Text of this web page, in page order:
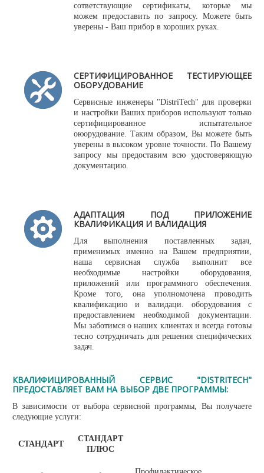
сответствующие сертификаты, которые мы
можем предоставить по запросу. Можете быть
уверены - Ваш прибор в хороших руках.
СЕРТИФИЦИРОВАННОЕ ТЕСТИРУЮЩЕЕ
ОБОРУДОВАНИЕ
Сервисные инженеры "DistriTech" для проверки
и настройки Ваших приборов используют только
сертифицированное испытательное
оюорудование. Таким образом, Вы можете быть
уверены в высоком уровне точности. По Вашему
запросу мы предоставим всю удостоверяющую
документацию.
АДАПТАЦИЯ ПОД ПРИЛОЖЕНИЕ
КВАЛИФИКАЦИЯ И ВАЛИДАЦИЯ
Для выполнения поставленных задач,
применимых именно на Вашем предприятии,
наша сервисная служба выполнит все
необходимые настройки оборудования,
приложений или программного обеспечения.
Кроме того, она уполномочена проводить
квалификацию и валидаци. оборудования с
предоставлением необходимой документации.
Мы заботимся о наших клиентах и всегда готовы
тесно сотрудничать для решения специфических
задач.
КВАЛИФИЦИРОВАННЫЙ СЕРВИС "DISTRITECH"
ПРЕДОСТАВЛЯЕТ ВАМ НА ВЫБОР ДВЕ ПРОГРАММЫ:
В зависимости от выбора сервисной программы, Вы получаете
следующие услуги:
СТАНДАРТ
СТАНДАРТ
ПЛЮС